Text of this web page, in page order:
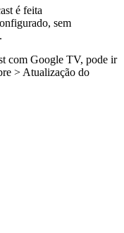
é feita
sem
com Google TV, pode ir
> Atualização do